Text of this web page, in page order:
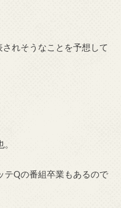
れそうなことを予想して
テQの番組卒業もあるので